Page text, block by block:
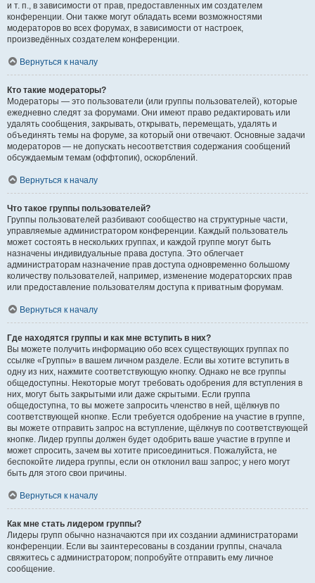
и т. п., в зависимости от прав, предоставленных им создателем
конференции. Они также могут обладать всеми возможностями
модераторов во всех форумах, в зависимости от настроек,
произведённых создателем конференции.
Вернуться к началу
Кто такие модераторы?
Модераторы — это пользователи (или группы пользователей), которые
ежедневно следят за форумами. Они имеют право редактировать или
удалять сообщения, закрывать, открывать, перемещать, удалять и
объединять темы на форуме, за который они отвечают. Основные задачи
модераторов — не допускать несоответствия содержания сообщений
обсуждаемым темам (оффтопик), оскорблений.
Вернуться к началу
Что такое группы пользователей?
Группы пользователей разбивают сообщество на структурные части,
управляемые администратором конференции. Каждый пользователь
может состоять в нескольких группах, и каждой группе могут быть
назначены индивидуальные права доступа. Это облегчает
администраторам назначение прав доступа одновременно большому
количеству пользователей, например, изменение модераторских прав
или предоставление пользователям доступа к приватным форумам.
Вернуться к началу
Где находятся группы и как мне вступить в них?
Вы можете получить информацию обо всех существующих группах по
ссылке «Группы» в вашем личном разделе. Если вы хотите вступить в
одну из них, нажмите соответствующую кнопку. Однако не все группы
общедоступны. Некоторые могут требовать одобрения для вступления в
них, могут быть закрытыми или даже скрытыми. Если группа
общедоступна, то вы можете запросить членство в ней, щёлкнув по
соответствующей кнопке. Если требуется одобрение на участие в группе,
вы можете отправить запрос на вступление, щёлкнув по соответствующей
кнопке. Лидер группы должен будет одобрить ваше участие в группе и
может спросить, зачем вы хотите присоединиться. Пожалуйста, не
беспокойте лидера группы, если он отклонил ваш запрос; у него могут
быть для этого свои причины.
Вернуться к началу
Как мне стать лидером группы?
Лидеры групп обычно назначаются при их создании администраторами
конференции. Если вы заинтересованы в создании группы, сначала
свяжитесь с администратором; попробуйте отправить ему личное
сообщение.